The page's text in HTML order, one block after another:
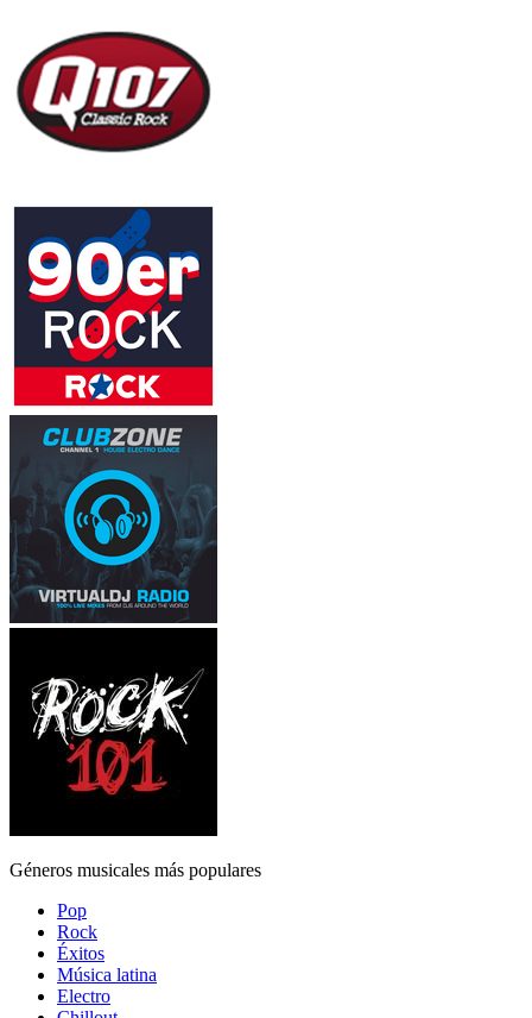
Géneros musicales más populares
Pop
Rock
Éxitos
Música latina
Electro